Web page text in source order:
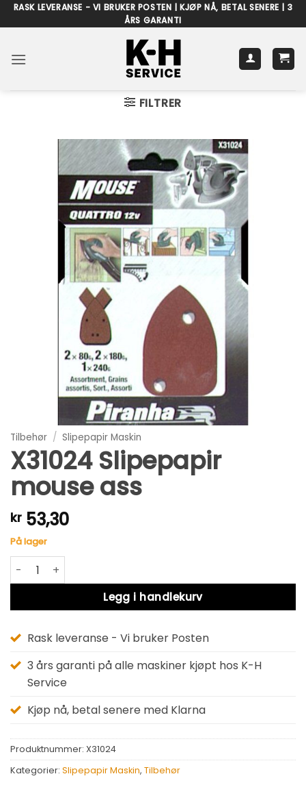
Skip
to
RASK LEVERANSE - VI BRUKER POSTEN | KJØP NÅ, BETAL SENERE | 3
ÅRS GARANTI
FILTRER
Tilbehør / Slipepapir Maskin
X31024 Slipepapir
mouse ass
kr 53,30
På lager
X31024 Slipepapir mouse ass antall
Legg i handlekurv
Alternative:
Rask leveranse - Vi bruker Posten
3 års garanti på alle maskiner kjøpt hos K-H
Service
Kjøp nå, betal senere med Klarna
Produktnummer: X31024
Kategorier: Slipepapir Maskin, Tilbehør